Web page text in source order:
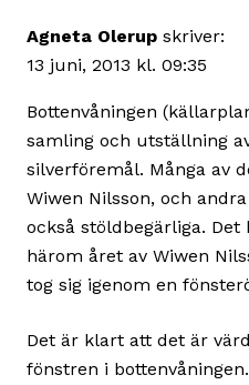
Agneta Olerup skriver:
13 juni, 2013 kl. 09:35
Bottenvåningen
samling och utställning
silverföremål. Många av
Wiwen Nilsson, och
också stöldbegärliga.
härom året av Wiwen
tog sig igenom en
Det är klart att det är
fönstren i